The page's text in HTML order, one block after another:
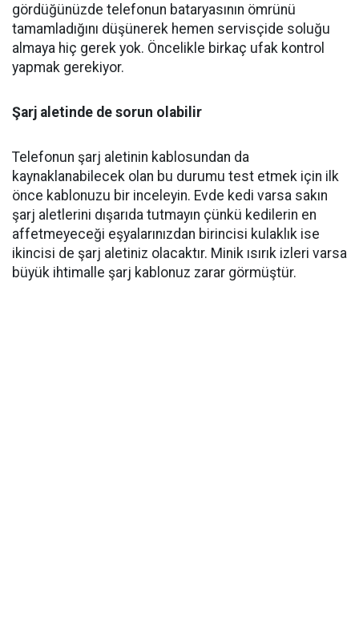
gördüğünüzde telefonun bataryasının ömrünü
tamamladığını düşünerek hemen servisçide soluğu
almaya hiç gerek yok. Öncelikle birkaç ufak kontrol
yapmak gerekiyor.
Şarj aletinde de sorun olabilir
Telefonun şarj aletinin kablosundan da
kaynaklanabilecek olan bu durumu test etmek için ilk
önce kablonuzu bir inceleyin. Evde kedi varsa sakın
şarj aletlerini dışarıda tutmayın çünkü kedilerin en
affetmeyeceği eşyalarınızdan birincisi kulaklık ise
ikincisi de şarj aletiniz olacaktır. Minik ısırık izleri varsa
büyük ihtimalle şarj kablonuz zarar görmüştür.